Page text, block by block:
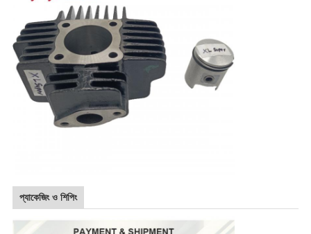
প্যাকেজিং ও শিপিং